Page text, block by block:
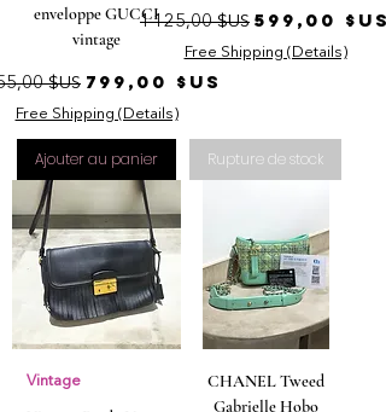
enveloppe GUCCI
vintage
original
$US Prix promotionnel
799,00 $US
Free Shipping (Details)
Ajouter au panier
Prix original
1 125,00 $US Prix
599,00 $US
Free Shipping (Details)
Rupture de stock
Vintage
CHANEL Tweed
Gabrielle Hobo